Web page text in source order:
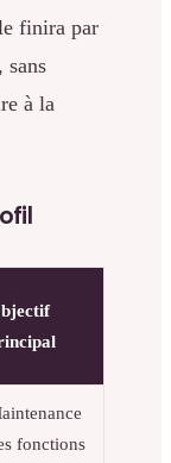
finira par
sans
à la
fonctions